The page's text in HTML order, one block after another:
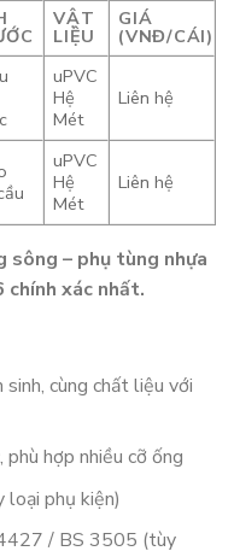
VẬT
LIỆU
GIÁ
(VNĐ/CÁI)
uPVC
Hệ
Mét
Liên hệ
uPVC
Hệ
Mét
Liên hệ
sông – phụ tùng nhựa
xác nhất.
cùng chất liệu với
hợp nhiều cỡ ống
loại phụ kiện)
/ BS 3505 (tùy